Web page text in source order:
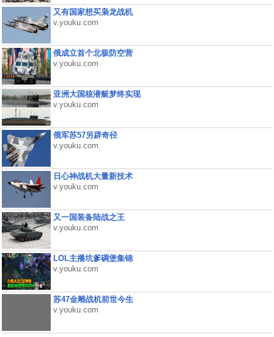
又有国家想买枭龙战机
v.youku.com
俄成立首个北极防空营
v.youku.com
亚洲大国核潜艇梦终实现
v.youku.com
俄军苏57另辟奇径
v.youku.com
日心神战机大量新技术
v.youku.com
又一国装备陆战之王
v.youku.com
LOL主播坑爹碉堡集锦
v.youku.com
苏47金雕战机前世今生
v.youku.com